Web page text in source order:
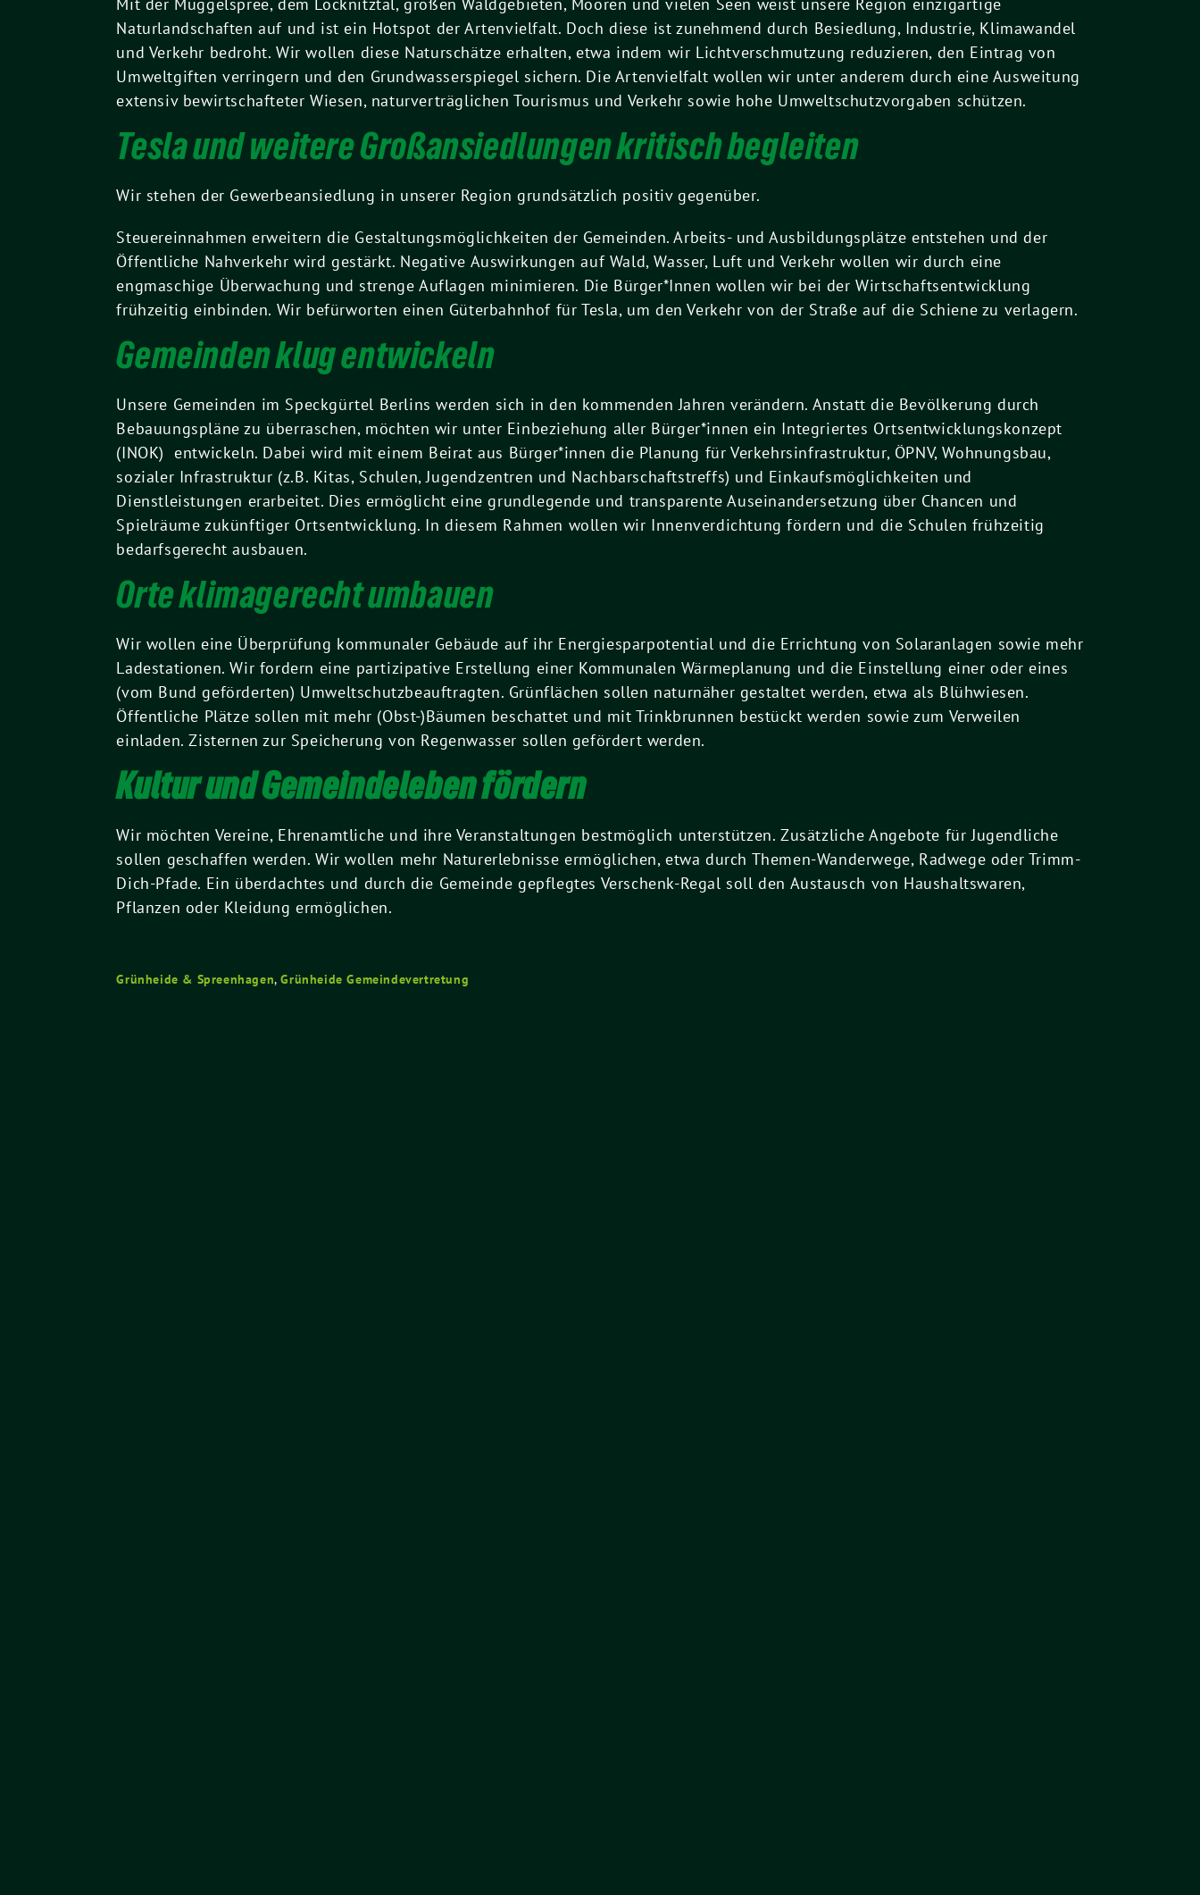
Mit der Müggelspree, dem Löcknitztal, großen Waldgebieten, Mooren und vielen Seen weist unsere Region einzigartige
Naturlandschaften auf und ist ein Hotspot der Artenvielfalt. Doch diese ist zunehmend durch Besiedlung, Industrie, Klimawandel
und Verkehr bedroht. Wir wollen diese Naturschätze erhalten, etwa indem wir Lichtverschmutzung reduzieren, den Eintrag von
Umweltgiften verringern und den Grundwasserspiegel sichern. Die Artenvielfalt wollen wir unter anderem durch eine Ausweitung
extensiv bewirtschafteter Wiesen, naturverträglichen Tourismus und Verkehr sowie hohe Umweltschutzvorgaben schützen.
Tesla und weitere Großansiedlungen kritisch begleiten
Wir stehen der Gewerbeansiedlung in unserer Region grundsätzlich positiv gegenüber.
Steuereinnahmen erweitern die Gestaltungsmöglichkeiten der Gemeinden. Arbeits- und Ausbildungsplätze entstehen und der
Öffentliche Nahverkehr wird gestärkt. Negative Auswirkungen auf Wald, Wasser, Luft und Verkehr wollen wir durch eine
engmaschige Überwachung und strenge Auflagen minimieren. Die Bürger*Innen wollen wir bei der Wirtschaftsentwicklung
frühzeitig einbinden. Wir befürworten einen Güterbahnhof für Tesla, um den Verkehr von der Straße auf die Schiene zu verlagern.
Gemeinden klug entwickeln
Unsere Gemeinden im Speckgürtel Berlins werden sich in den kommenden Jahren verändern. Anstatt die Bevölkerung durch
Bebauungspläne zu überraschen, möchten wir unter Einbeziehung aller Bürger*innen ein Integriertes Ortsentwicklungskonzept
(INOK) entwickeln. Dabei wird mit einem Beirat aus Bürger*innen die Planung für Verkehrsinfrastruktur, ÖPNV, Wohnungsbau,
sozialer Infrastruktur (z.B. Kitas, Schulen, Jugendzentren und Nachbarschaftstreffs) und Einkaufsmöglichkeiten und
Dienstleistungen erarbeitet. Dies ermöglicht eine grundlegende und transparente Auseinandersetzung über Chancen und
Spielräume zukünftiger Ortsentwicklung. In diesem Rahmen wollen wir Innenverdichtung fördern und die Schulen frühzeitig
bedarfsgerecht ausbauen.
Orte klimagerecht umbauen
Wir wollen eine Überprüfung kommunaler Gebäude auf ihr Energiesparpotential und die Errichtung von Solaranlagen sowie mehr
Ladestationen. Wir fordern eine partizipative Erstellung einer Kommunalen Wärmeplanung und die Einstellung einer oder eines
(vom Bund geförderten) Umweltschutzbeauftragten. Grünflächen sollen naturnäher gestaltet werden, etwa als Blühwiesen.
Öffentliche Plätze sollen mit mehr (Obst-)Bäumen beschattet und mit Trinkbrunnen bestückt werden sowie zum Verweilen
einladen. Zisternen zur Speicherung von Regenwasser sollen gefördert werden.
Kultur und Gemeindeleben fördern
Wir möchten Vereine, Ehrenamtliche und ihre Veranstaltungen bestmöglich unterstützen. Zusätzliche Angebote für Jugendliche
sollen geschaffen werden. Wir wollen mehr Naturerlebnisse ermöglichen, etwa durch Themen-Wanderwege, Radwege oder Trimm-
Dich-Pfade. Ein überdachtes und durch die Gemeinde gepflegtes Verschenk-Regal soll den Austausch von Haushaltswaren,
Pflanzen oder Kleidung ermöglichen.
Grünheide & Spreenhagen,Grünheide Gemeindevertretung